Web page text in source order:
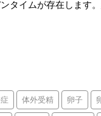
タイムが存在します
体外受精 卵子